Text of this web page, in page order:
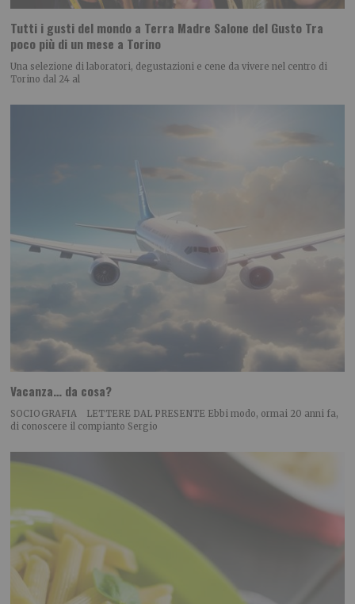
Tutti i gusti del mondo a Terra Madre Salone del Gusto Tra
poco più di un mese a Torino
Una selezione di laboratori, degustazioni e cene da vivere nel centro di
Torino dal 24 al
Vacanza… da cosa?
SOCIOGRAFIA LETTERE DAL PRESENTE Ebbi modo, ormai 20 anni fa,
di conoscere il compianto Sergio